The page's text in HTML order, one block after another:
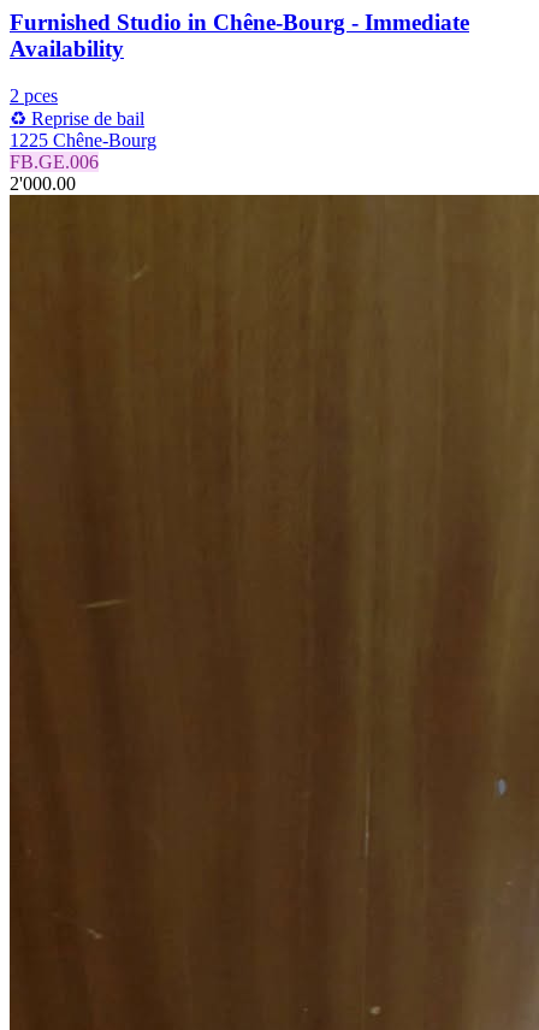
Furnished Studio in Chêne-Bourg - Immediate
Availability
2 pces
♻️ Reprise de bail
1225 Chêne-Bourg
FB.GE.006
2'000.00